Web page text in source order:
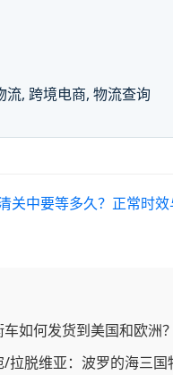
流, 跨境电商, 物流查询
关中要等多久？正常时
如何发货到美国和欧洲
拉脱维亚：波罗的海三国